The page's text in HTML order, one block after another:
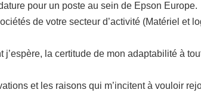
pour un poste au sein de Epson Europe.
de votre secteur d’activité (Matériel et
la certitude de mon adaptabilité à
et les raisons qui m’incitent à vouloir